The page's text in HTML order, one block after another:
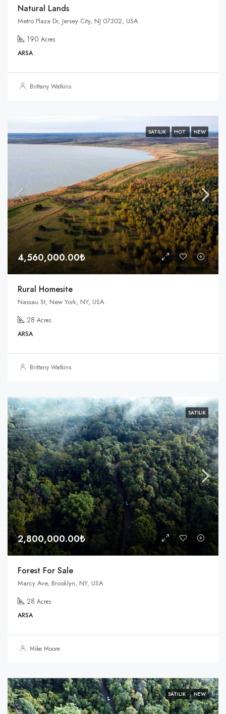
Natural Lands
Metro Plaza Dr, Jersey City, NJ 07302, USA
190 Acres
ARSA
Brittany Watkins
SATILIK HOT NEW
4,560,000.00₺
Rural Homesite
Nassau St, New York, NY, USA
28 Acres
ARSA
Brittany Watkins
SATILIK
2,800,000.00₺
Forest For Sale
Marcy Ave, Brooklyn, NY, USA
28 Acres
ARSA
Mike Moore
SATILIK NEW